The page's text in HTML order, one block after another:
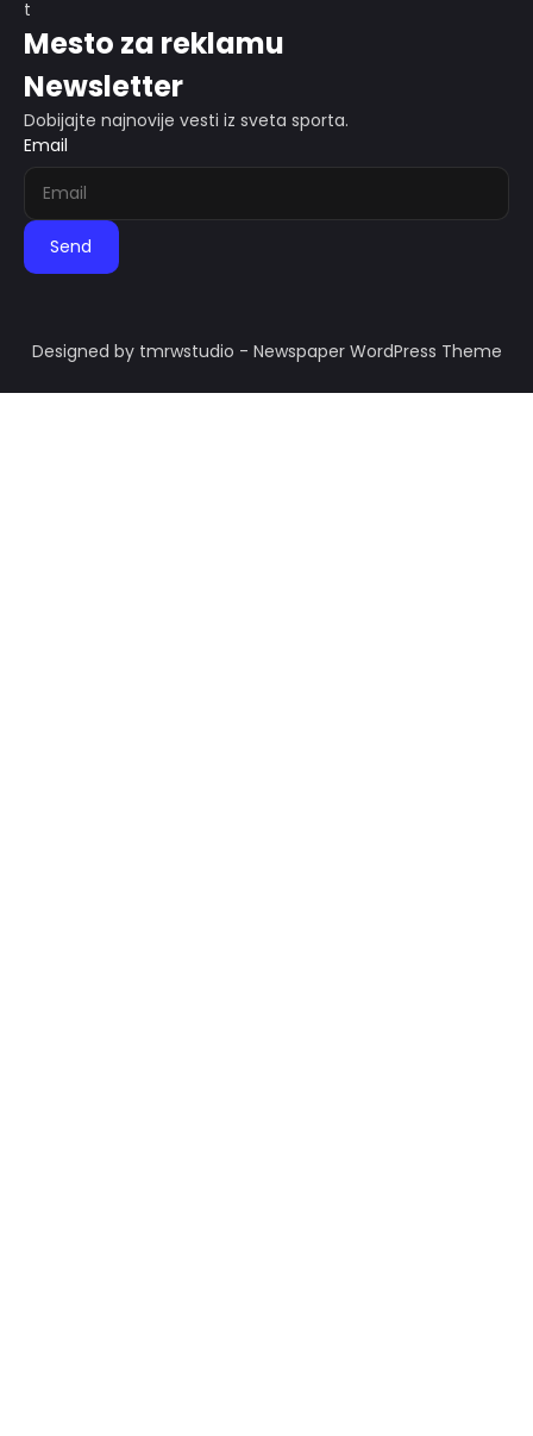
Mesto za reklamu
Newsletter
Dobijajte najnovije vesti iz sveta sporta.
Email
Send
Designed by tmrwstudio - Newspaper WordPress Theme